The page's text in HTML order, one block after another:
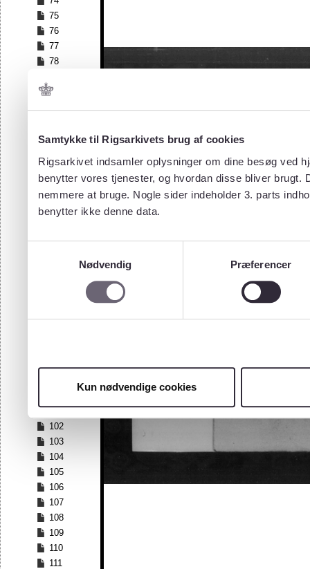
Samtykke til Rigsarkivets brug af cookies
Rigsarkivet indsamler oplysninger om dine besøg ved
benytter vores tjenester, og hvordan disse bliver
nemmere at bruge. Nogle sider indeholder 3. parts
benytter ikke denne data.
Nødvendig
Præferencer
Kun nødvendige cookies
75
76
77
78
80
83
85
86
87
88
90
95
98
101
102
103
104
105
106
107
108
109
110
111